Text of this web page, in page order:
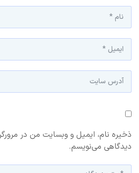
ذخیره نام، ایمیل و وبسایت من در
دیدگاهی می‌نویسم.